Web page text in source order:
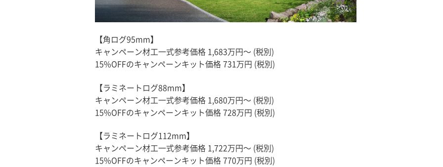
【角ログ95mm】
キャンペーン材工一式参考価格 1,683万円〜 (税別)
15%OFFのキャンペーンキット価格 731万円 (税別)
【ラミネートログ88mm】
キャンペーン材工一式参考価格 1,680万円〜 (税別)
15%OFFのキャンペーンキット価格 728万円 (税別)
【ラミネートログ112mm】
キャンペーン材工一式参考価格 1,722万円〜 (税別)
15%OFFのキャンペーンキット価格 770万円 (税別)